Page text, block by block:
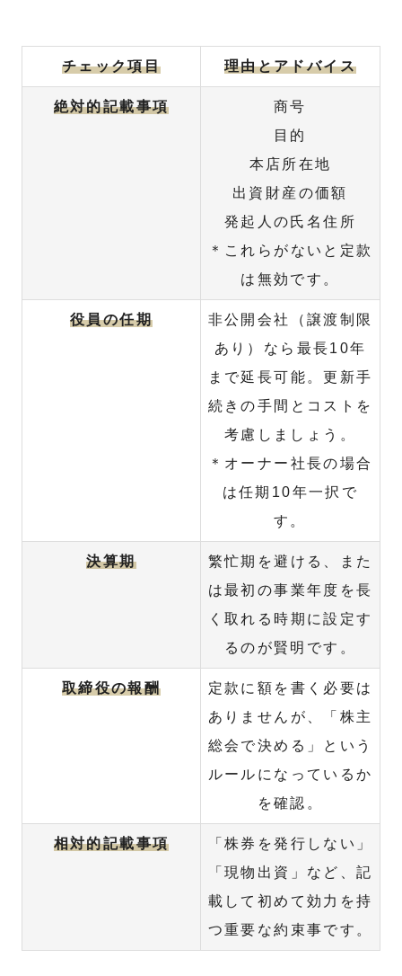
チェック項目 理由とアドバイス
絶対的記載事項
商号
目的
本店所在地
出資財産の価額
発起人の氏名住所
＊これらがないと定款
は無効です。
役員の任期
非公開会社（譲渡制限
あり）なら最長10年
まで延長可能。更新手
続きの手間とコストを
考慮しましょう。
＊オーナー社長の場合
は任期10年一択で
す。
決算期
繁忙期を避ける、また
は最初の事業年度を長
く取れる時期に設定す
るのが賢明です。
取締役の報酬
定款に額を書く必要は
ありませんが、「株主
総会で決める」という
ルールになっているか
を確認。
相対的記載事項
「株券を発行しない」
「現物出資」など、記
載して初めて効力を持
つ重要な約束事です。